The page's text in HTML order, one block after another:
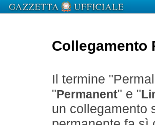
Collegamento
Il termine
" Permanent" e "
un collegamento